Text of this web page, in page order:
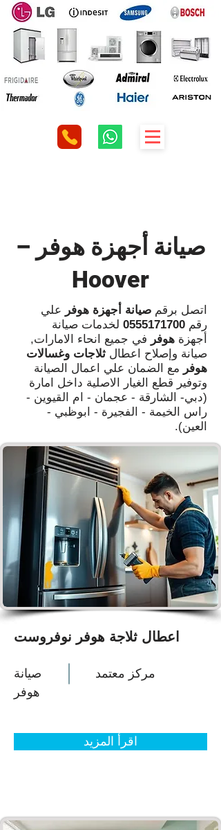
صيانة أجهزة هوفر –
Hoover
اتصل برقم صيانة أجهزة هوفر علي
رقم 0555171700 لخدمات صيانة
أجهزة هوفر في جميع انحاء الامارات,
صيانة وإصلاح اعطال ثلاجات وغسالات
هوفر مع الضمان علي اعمال الصيانة
وتوفير قطع الغيار الاصلية داخل امارة
(دبي- الشارقة - عجمان - ام القيوين -
راس الخيمة - الفجيرة - ابوظبي -
العين).
اعطال ثلاجة هوفر نوفروست
صيانة
هوفر
مركز معتمد
اقرأ المزيد